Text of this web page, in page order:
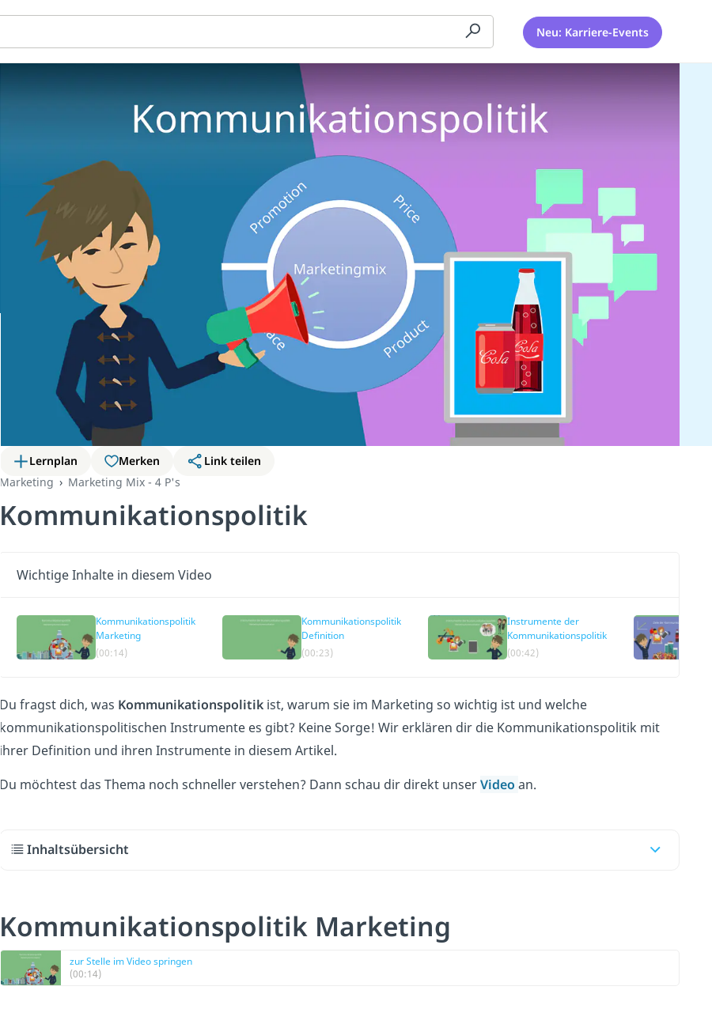
Neu: Karriere-Events
Lernplan Merken
Link teilen
Marketing
Marketing Mix - 4 P's
Kommunikationspolitik
Wichtige Inhalte in diesem Video
Kommunikationspolitik
Marketing
(00:14)
Kommunikationspolitik
Definition
(00:23)
Instrumente der
Kommunikationspolitik
(00:42)
Du fragst dich, was Kommunikationspolitikist, warum sie im Marketing so wichtig ist und welche
kommunikationspolitischen Instrumente es gibt? Keine Sorge! Wir erklären dir die Kommunikationspolitik mit
ihrer Definition und ihren Instrumente in diesem Artikel.
Du möchtest das Thema noch schneller verstehen? Dann schau dir direkt unserVideo an.
Inhaltsübersicht
Kommunikationspolitik Marketing
zur Stelle im Video springen
(00:14)